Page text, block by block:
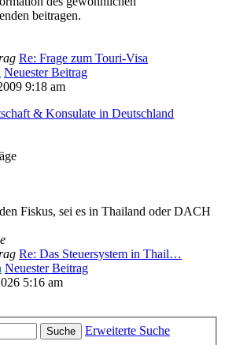
beitragen.
Re: Frage zum Touri-Visa
Neuester Beitrag
9:18 am
& Konsulate in Deutschland
Fiskus, sei es in Thailand oder DACH
Re: Das Steuersystem in Thail…
Neuester Beitrag
5:16 am
Suche
Erweiterte Suche